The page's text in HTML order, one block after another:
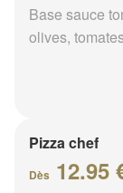
Base sauce
olives,
Pizza chef
Dès 12.95